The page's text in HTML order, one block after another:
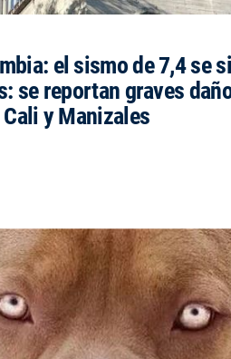
el sismo de 7,4 se
se reportan graves
y Manizales